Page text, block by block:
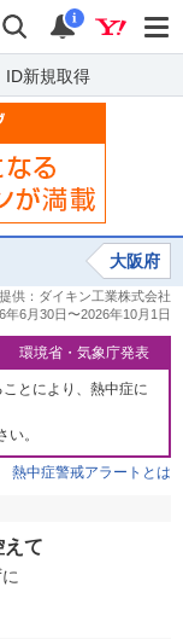
検索 通知
i
ID新規取得
大阪府
環境省・気象庁発表
とにより、熱中症に
。
熱中症警戒アラートとは
えて